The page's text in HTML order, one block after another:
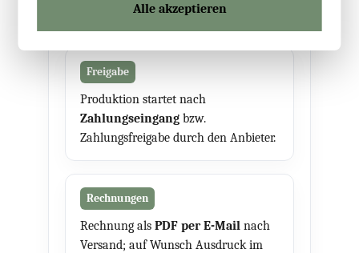
auf Ihren Kauf.
Freigabe
Produktion startet nach
Zahlungseingangbzw.
Zahlungsfreigabe durch den Anbieter.
Rechnungen
Rechnung als PDF per E-Mailnach
Versand; auf Wunsch Ausdruck im
Alle akzeptieren